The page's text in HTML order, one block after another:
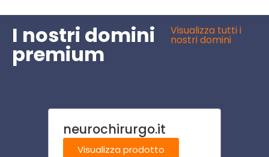
I nostri domini
premium
Visualizza tutti i
nostri domini
neurochirurgo.it
Visualizza prodotto